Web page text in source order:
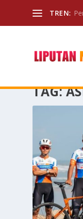
TREN:
TAG: